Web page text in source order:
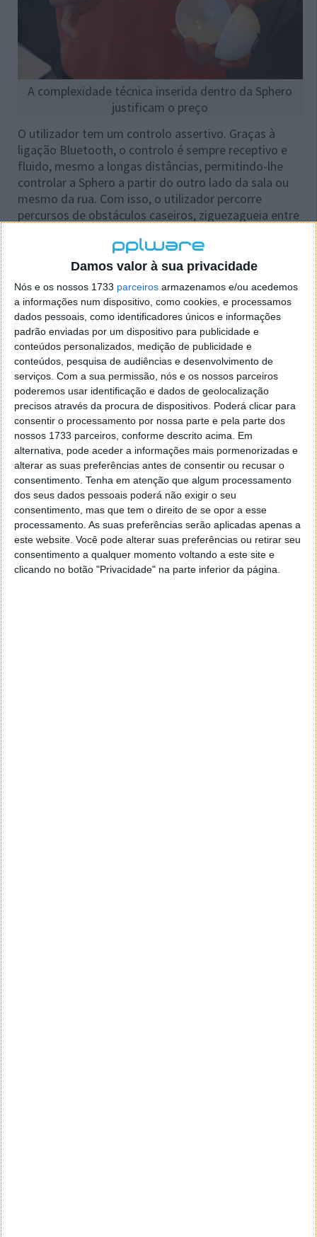
Damos valor à sua privacidade
Nós e os nossos 1733 parceiros armazenamos e/ou acedemos
a informações num dispositivo, como cookies, e processamos
dados pessoais, como identificadores únicos e informações
padrão enviadas por um dispositivo para publicidade e
conteúdos personalizados, medição de publicidade e
conteúdos, pesquisa de audiências e desenvolvimento de
serviços. Com a sua permissão, nós e os nossos parceiros
poderemos usar identificação e dados de geolocalização
precisos através da procura de dispositivos. Poderá clicar para
consentir o processamento por nossa parte e pela parte dos
nossos 1733 parceiros, conforme descrito acima. Em
alternativa, pode aceder a informações mais pormenorizadas e
alterar as suas preferências antes de consentir ou recusar o
consentimento. Tenha em atenção que algum processamento
dos seus dados pessoais poderá não exigir o seu
consentimento, mas que tem o direito de se opor a esse
processamento. As suas preferências serão aplicadas apenas a
este website. Você pode alterar suas preferências ou retirar seu
consentimento a qualquer momento voltando a este site e
clicando no botão "Privacidade" na parte inferior da página.
A complexidade técnica inserida dentro da Sphero
justificam o preço
O utilizador tem um controlo assertivo. Graças à
ligação Bluetooth, o controlo é sempre receptivo e
fluido, mesmo a longas distâncias, permitindo-lhe
controlar a Sphero a partir do outro lado da sala ou
mesmo da rua. Com isso, o utilizador percorre
percursos de obstáculos caseiros, ziguezagueia entre
doméstico. E com um LED multicolorido, pode
alterar a cor da Sphero para que se adapte à sua
disposição, para jogar no escuro ou criar uma cor de
equipa.